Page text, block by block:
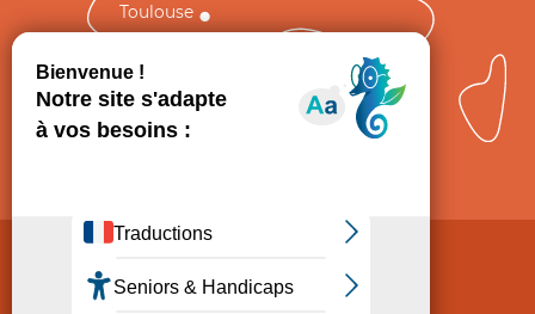
Toulouse
Politique de Protection des données
Consentement